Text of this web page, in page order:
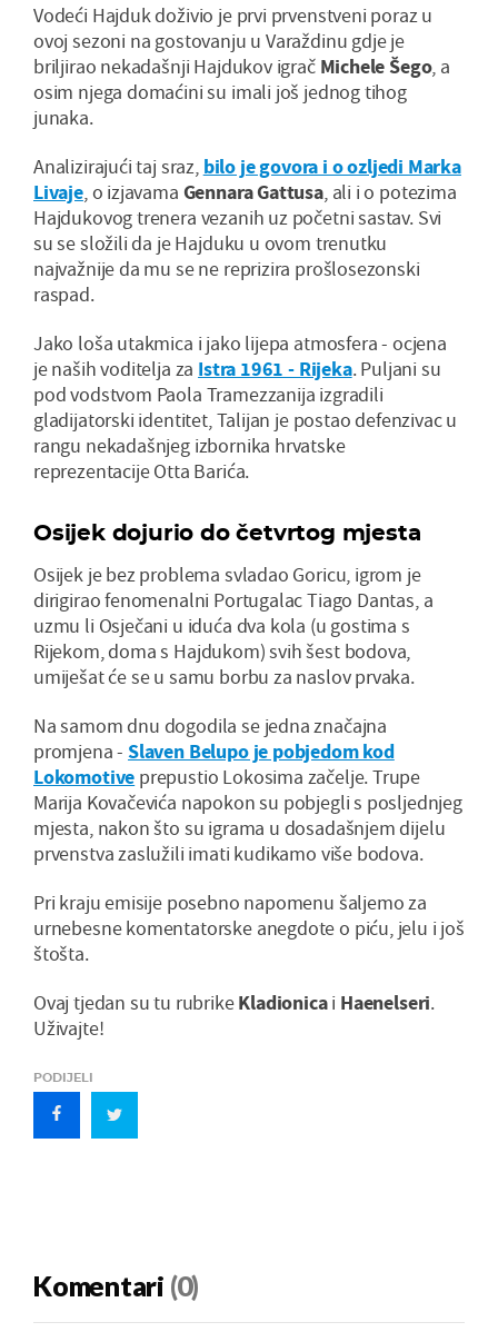
Vodeći Hajduk doživio je prvi prvenstveni poraz u
ovoj sezoni na gostovanju u Varaždinu gdje je
briljirao nekadašnji Hajdukov igrač Michele Šego, a
osim njega domaćini su imali još jednog tihog
junaka.
Analizirajući taj sraz, bilo je govora i o ozljedi Marka
Livaje, o izjavama Gennara Gattusa, ali i o potezima
Hajdukovog trenera vezanih uz početni sastav. Svi
su se složili da je Hajduku u ovom trenutku
najvažnije da mu se ne reprizira prošlosezonski
raspad.
Jako loša utakmica i jako lijepa atmosfera - ocjena
je naših voditelja za Istra 1961 - Rijeka. Puljani su
pod vodstvom Paola Tramezzanija izgradili
gladijatorski identitet, Talijan je postao defenzivac u
rangu nekadašnjeg izbornika hrvatske
reprezentacije Otta Barića.
Osijek dojurio do četvrtog mjesta
Osijek je bez problema svladao Goricu, igrom je
dirigirao fenomenalni Portugalac Tiago Dantas, a
uzmu li Osječani u iduća dva kola (u gostima s
Rijekom, doma s Hajdukom) svih šest bodova,
umiješat će se u samu borbu za naslov prvaka.
Na samom dnu dogodila se jedna značajna
promjena -Slaven Belupo je pobjedom kod
Lokomotive prepustio Lokosima začelje. Trupe
Marija Kovačevića napokon su pobjegli s posljednjeg
mjesta, nakon što su igrama u dosadašnjem dijelu
prvenstva zaslužili imati kudikamo više bodova.
Pri kraju emisije posebno napomenu šaljemo za
urnebesne komentatorske anegdote o piću, jelu i još
štošta.
Ovaj tjedan su tu rubrikeKladionicai Haenelseri.
Uživajte!
PODIJELI
Komentari (0)